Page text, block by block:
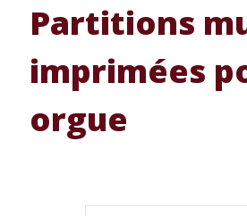
Partitions
imprimées
orgue